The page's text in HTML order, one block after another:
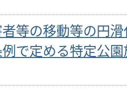
等の移動等の円
で定める特定公